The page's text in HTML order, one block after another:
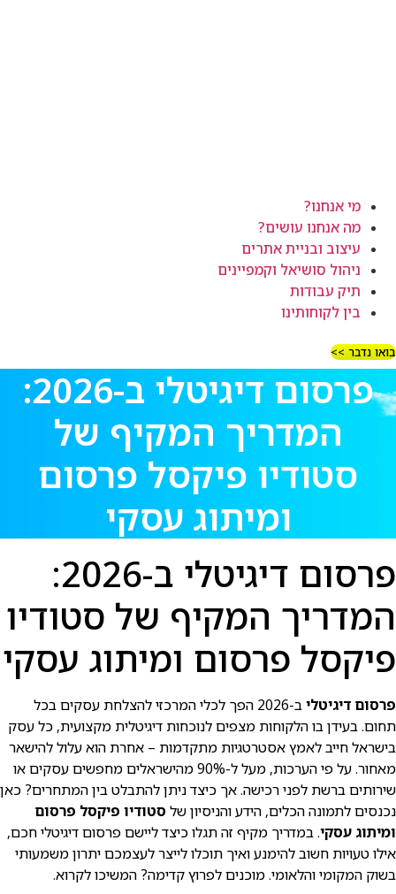
מי אנחנו?
מה אנחנו עושים?
עיצוב ובניית אתרים
ניהול סושיאל וקמפיינים
תיק עבודות
בין לקוחותינו
בואו נדבר >>
פרסום דיגיטלי ב-2026:
המדריך המקיף של
סטודיו פיקסל פרסום
ומיתוג עסקי
פרסום דיגיטלי ב-2026:
המדריך המקיף של סטודיו
פיקסל פרסום ומיתוג עסקי
פרסום דיגיטלי
ב-2026 הפך לכלי המרכזי להצלחת עסקים בכל
תחום. בעידן בו הלקוחות מצפים לנוכחות דיגיטלית מקצועית, כל עסק
בישראל חייב לאמץ אסטרטגיות מתקדמות – אחרת הוא עלול להישאר
מאחור. על פי הערכות, מעל ל-90% מהישראלים מחפשים עסקים או
שירותים ברשת לפני רכישה. אך כיצד ניתן להתבלט בין המתחרים? כאן
נכנסים לתמונה הכלים, הידע והניסיון של סטודיו פיקסל פרסום
ומיתוג עסקי. במדריך מקיף זה תגלו כיצד ליישם פרסום דיגיטלי חכם,
אילו טעויות חשוב להימנע ואיך תוכלו לייצר לעצמכם יתרון משמעותי
בשוק המקומי והלאומי. מוכנים לפרוץ קדימה? המשיכו לקרוא.